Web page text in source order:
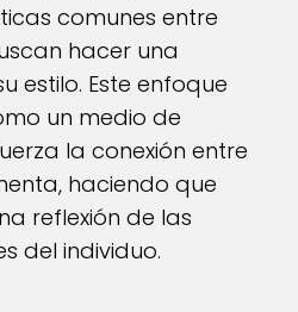
comunes entre
hacer una
estilo. Este enfoque
un medio de
la conexión entre
haciendo que
reflexión de las
del individuo.